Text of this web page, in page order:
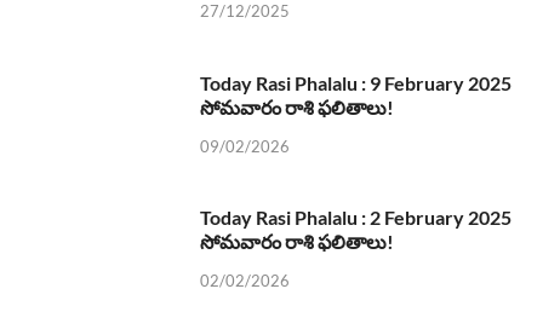
27/12/2025
Today Rasi Phalalu : 9 February 2025
సోమవారం రాశి ఫలితాలు!
09/02/2026
Today Rasi Phalalu : 2 February 2025
సోమవారం రాశి ఫలితాలు!
02/02/2026